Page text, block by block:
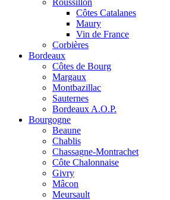
Roussillon
Côtes Catalanes
Maury
Vin de France
Corbières
Bordeaux
Côtes de Bourg
Margaux
Montbazillac
Sauternes
Bordeaux A.O.P.
Bourgogne
Beaune
Chablis
Chassagne-Montrachet
Côte Chalonnaise
Givry
Mâcon
Meursault